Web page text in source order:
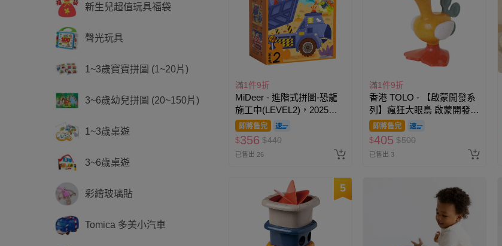
新生兒超值玩具福袋
聲光玩具
1~3歲寶寶拼圖 (1~20片)
3~6歲幼兒拼圖 (20~150片)
1~3歲桌遊
3~6歲桌遊
彩繪玻璃貼
Tomica 多美小汽車
滿1件9折
MiDeer - 進階式拼圖-恐龍
施工中(LEVEL2)，2025新
版即將售完
$356 $440
已售出 26
滿1件9折
香港 TOLO - 【啟蒙開發系
列】瘋狂大眼鳥 啟蒙開發玩
具即將售完
$405 $500
已售出 3
5